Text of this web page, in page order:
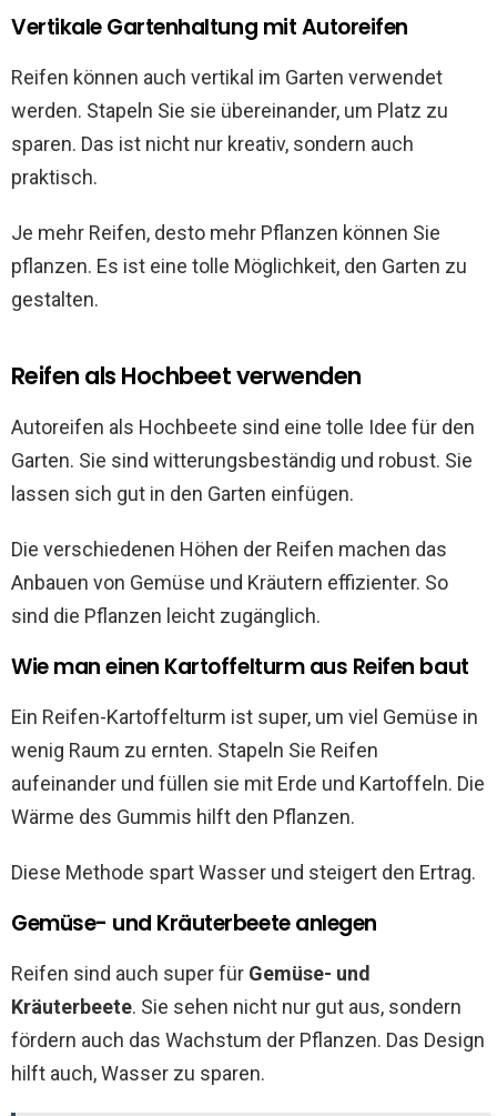
Vertikale Gartenhaltung mit Autoreifen
Reifen können auch vertikal im Garten verwendet
werden. Stapeln Sie sie übereinander, um Platz zu
sparen. Das ist nicht nur kreativ, sondern auch
praktisch.
Je mehr Reifen, desto mehr Pflanzen können Sie
pflanzen. Es ist eine tolle Möglichkeit, den Garten zu
gestalten.
Reifen als Hochbeet verwenden
Autoreifen als Hochbeete sind eine tolle Idee für den
Garten. Sie sind witterungsbeständig und robust. Sie
lassen sich gut in den Garten einfügen.
Die verschiedenen Höhen der Reifen machen das
Anbauen von Gemüse und Kräutern effizienter. So
sind die Pflanzen leicht zugänglich.
Wie man einen Kartoffelturm aus Reifen baut
Ein Reifen-Kartoffelturm ist super, um viel Gemüse in
wenig Raum zu ernten. Stapeln Sie Reifen
aufeinander und füllen sie mit Erde und Kartoffeln. Die
Wärme des Gummis hilft den Pflanzen.
Diese Methode spart Wasser und steigert den Ertrag.
Gemüse- und Kräuterbeete anlegen
Reifen sind auch super für Gemüse- und
Kräuterbeete. Sie sehen nicht nur gut aus, sondern
fördern auch das Wachstum der Pflanzen. Das Design
hilft auch, Wasser zu sparen.